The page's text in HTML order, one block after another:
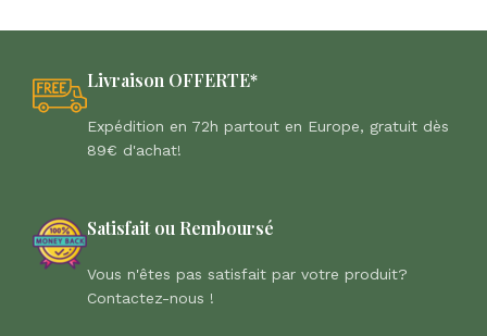
Livraison OFFERTE*
Expédition en 72h partout en Europe, gratuit dès
89€ d'achat!
Satisfait ou Remboursé
Vous n'êtes pas satisfait par votre produit?
Contactez-nous !